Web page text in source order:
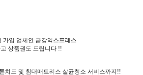
가입 업체인 금강익스프레스
상품권도 드립니다 !!
치드 및 침대매트리스 살균청소 서비스까지!!